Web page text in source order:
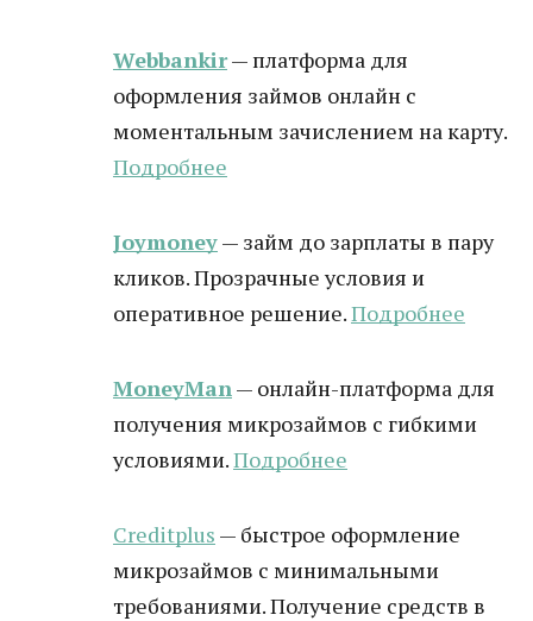
Webbankir— платформа для
оформления займов онлайн с
моментальным зачислением на карту.
Подробнее
Joymoney— займ до зарплаты в пару
кликов. Прозрачные условия и
оперативное решение.Подробнее
MoneyMan— онлайн-платформа для
получения микрозаймов с гибкими
условиями.Подробнее
Creditplus — быстрое оформление
микрозаймов с минимальными
требованиями. Получение средств в